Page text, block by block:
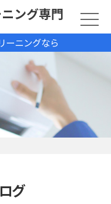
ーニングなら
ング専門
グ